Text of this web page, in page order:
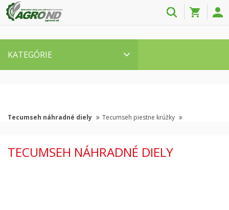
KATEGÓRIE
Tecumseh náhradné diely Tecumseh piestne krúžky
TECUMSEH NÁHRADNÉ DIELY